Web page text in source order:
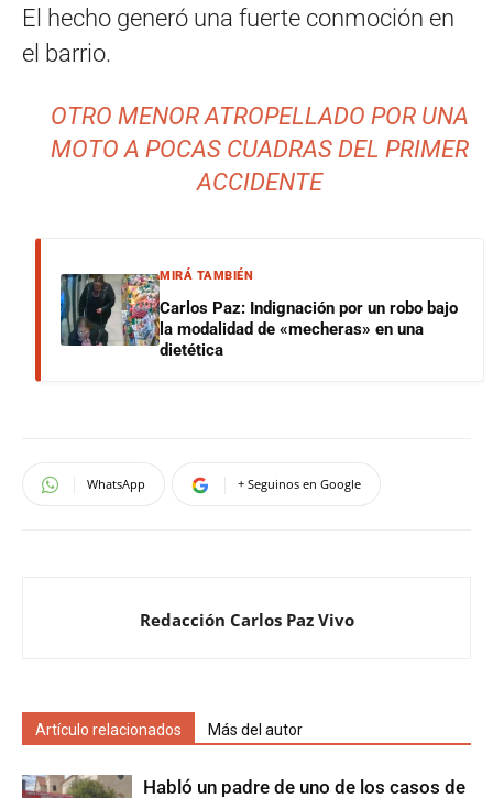
El hecho generó una fuerte conmoción en
el barrio.
OTRO MENOR ATROPELLADO POR UNA
MOTO A POCAS CUADRAS DEL PRIMER
ACCIDENTE
MIRÁ TAMBIÉN
Carlos Paz: Indignación por un robo bajo
la modalidad de «mecheras» en una
dietética
WhatsApp + Seguinos en Google
Redacción Carlos Paz Vivo
Artículo relacionados Más del autor
Habló un padre de uno de los casos de